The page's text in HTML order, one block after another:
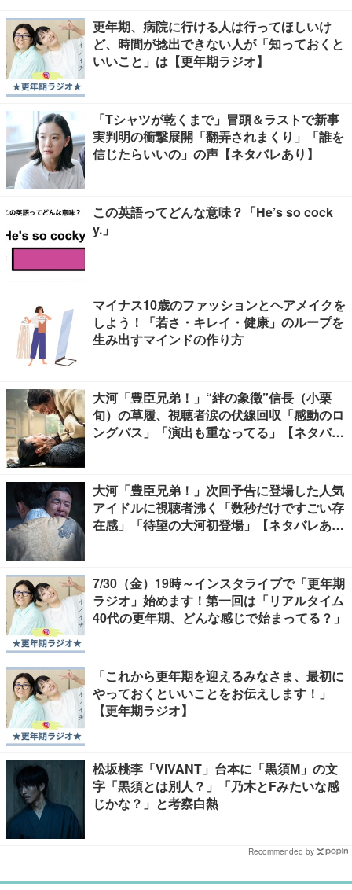
更年期、病院に行ける人は行ってほしいけ
ど、時間が捻出できない人が「知っておくと
いいこと」は【更年期ラジオ】
「Tシャツが乾くまで」冒頭＆ラストで新事
実判明の衝撃展開「翻弄されまくり」「誰を
信じたらいいの」の声【ネタバレあり】
この英語ってどんな意味？「He’s so cock
y.」
マイナス10歳のファッションとヘアメイクを
しよう！「若さ・キレイ・健康」のループを
生み出すマインドの作り方
大河「豊臣兄弟！」“絆の象徴”信長（小栗
旬）の草履、視聴者涙の伏線回収「感動のロ
ングパス」「演出も重なってる」【ネタバレ
大河「豊臣兄弟！」次回予告に登場した人気
アイドルに視聴者沸く「数秒だけですごい存
在感」「待望の大河初登場」【ネタバレあ
7/30（金）19時～インスタライブで「更年期
ラジオ」始めます！第一回は「リアルタイム
40代の更年期、どんな感じで始まってる？」
「これから更年期を迎えるみなさま、最初に
やっておくといいことをお伝えします！」
【更年期ラジオ】
松坂桃李「VIVANT」台本に「黒須M」の文
字「黒須とは別人？」「乃木とFみたいな感
じかな？」と考察白熱
Recommended by